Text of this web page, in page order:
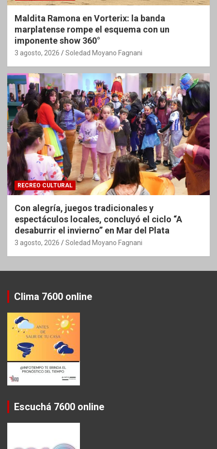
Maldita Ramona en Vorterix: la banda
marplatense rompe el esquema con un
imponente show 360°
3 agosto, 2026 Soledad Moyano Fagnani
RECREO CULTURAL
Con alegría, juegos tradicionales y
espectáculos locales, concluyó el ciclo “A
desaburrir el invierno” en Mar del Plata
3 agosto, 2026 Soledad Moyano Fagnani
Clima 7600 online
Escuchá 7600 online